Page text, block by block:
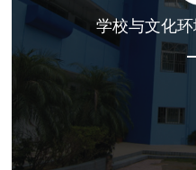
学校与文化